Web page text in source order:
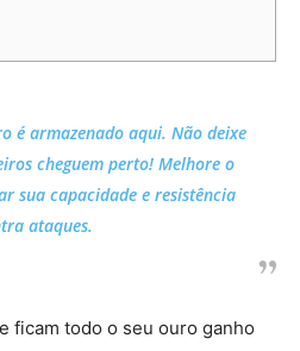
é armazenado aqui. Não deixe
cheguem perto! Melhore o
sua capacidade e resistência
ataques.
ficam todo o seu ouro ganho